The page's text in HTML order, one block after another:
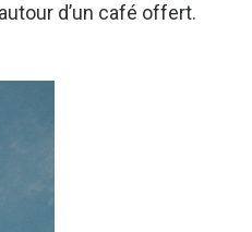
d’un café offert.